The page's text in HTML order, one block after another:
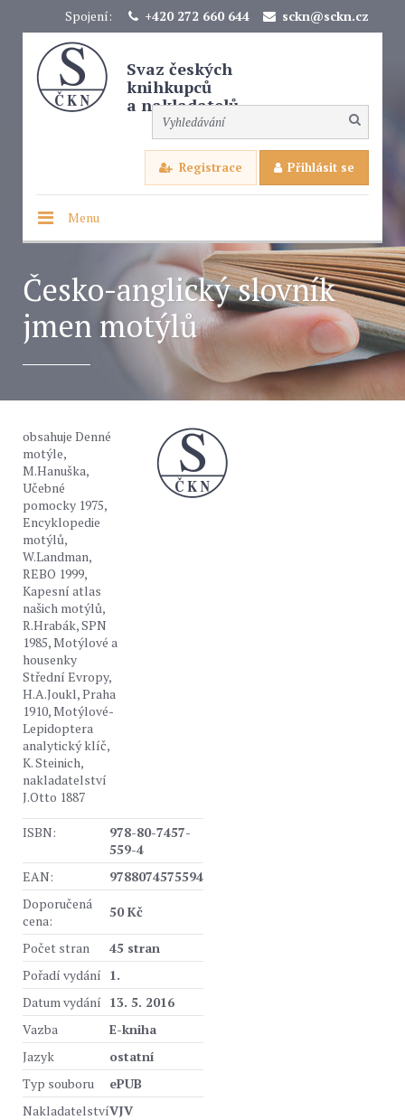
Spojení: +420 272 660 644 sckn@sckn.cz
Svaz českých
knihkupců
a nakladatelů
Registrace Přihlásit se
Menu
Česko-anglický slovník
jmen motýlů
obsahuje Denné
motýle,
M.Hanuška,
Učebné
pomocky 1975,
Encyklopedie
motýlů,
W.Landman,
REBO 1999,
Kapesní atlas
našich motýlů,
R.Hrabák, SPN
1985, Motýlové a
housenky
Střední Evropy,
H.A.Joukl, Praha
1910, Motýlové-
Lepidoptera
analytický klíč,
K. Steinich,
nakladatelství
J.Otto 1887
ISBN:
978-80-7457-
559-4
EAN:
9788074575594
Doporučená
cena:
50 Kč
Počet stran
45 stran
Pořadí vydání 1.
Datum vydání 13. 5. 2016
Vazba
E-kniha
Jazyk
ostatní
Typ souboru
ePUB
NakladatelstvíVJV